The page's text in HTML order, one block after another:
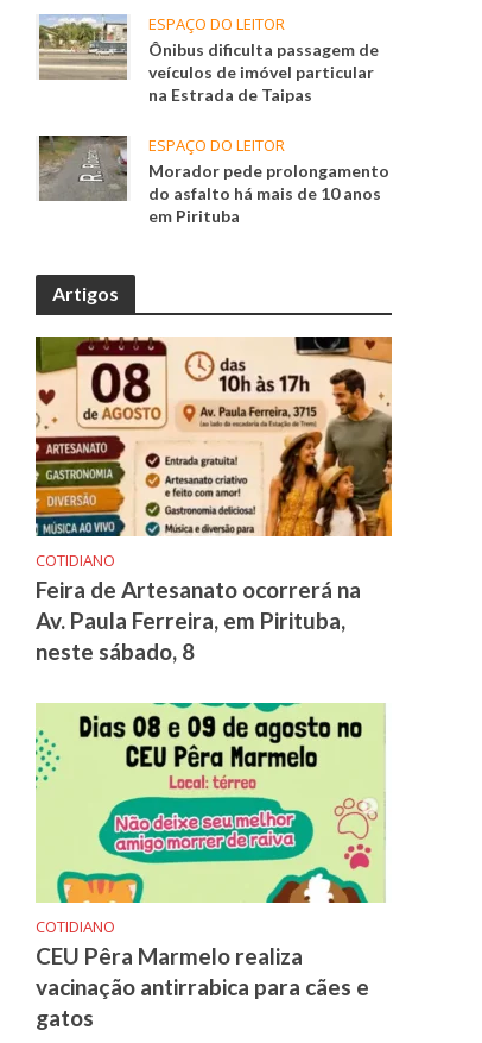
ESPAÇO DO LEITOR
Ônibus dificulta passagem de
veículos de imóvel particular
na Estrada de Taipas
ESPAÇO DO LEITOR
Morador pede prolongamento
do asfalto há mais de 10 anos
em Pirituba
Artigos
COTIDIANO
Feira de Artesanato ocorrerá na
Av. Paula Ferreira, em Pirituba,
neste sábado, 8
COTIDIANO
CEU Pêra Marmelo realiza
vacinação antirrabica para cães e
gatos